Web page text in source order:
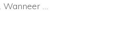
Wanneer …